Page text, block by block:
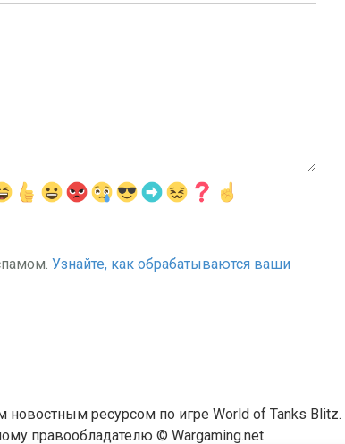
Узнайте, как обрабатываются ваши
ресурсом по игре World of Tanks Blitz.
правообладателю © Wargaming.net